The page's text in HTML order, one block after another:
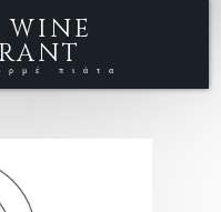
WINE
πιάτα